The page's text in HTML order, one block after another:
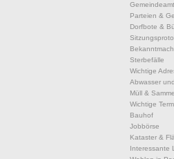
Gemeindeamt
Parteien &
Dorfbote &
Sterbefälle
Wichtige
Abwasser
Müll &
Wichtige
Bauhof
Jobbörse
Kataster &
Interessante